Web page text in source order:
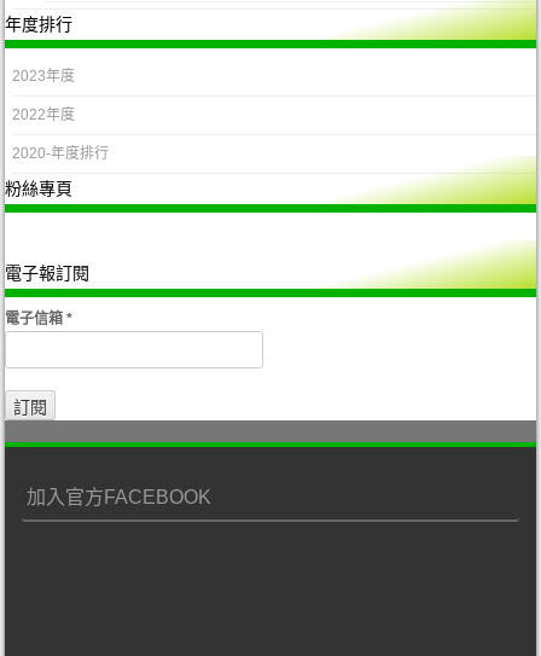
年度排行
2023年度
2022年度
2020-年度排行
粉絲專頁
電子報訂閱
電子信箱*
加入官方FACEBOOK